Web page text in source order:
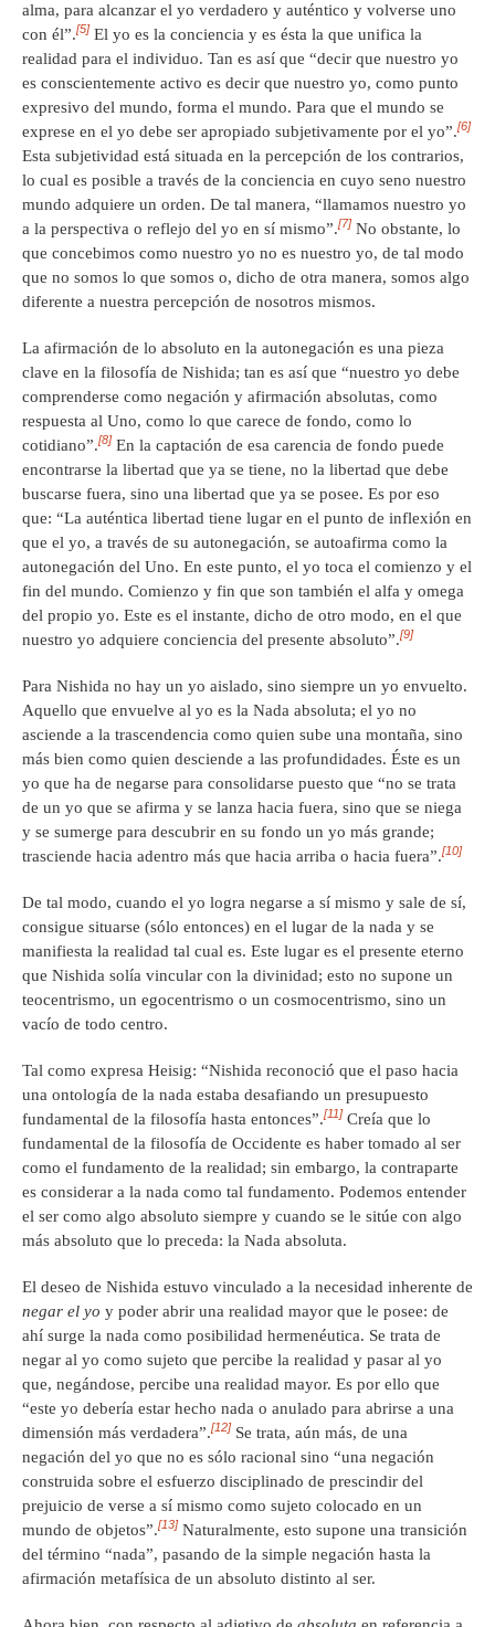
alma, para alcanzar el yo verdadero y auténtico y volverse uno
con él”.[5] El yo es la conciencia y es ésta la que unifica la
realidad para el individuo. Tan es así que “decir que nuestro yo
es conscientemente activo es decir que nuestro yo, como punto
expresivo del mundo, forma el mundo. Para que el mundo se
exprese en el yo debe ser apropiado subjetivamente por el yo”.[6]
Esta subjetividad está situada en la percepción de los contrarios,
lo cual es posible a través de la conciencia en cuyo seno nuestro
mundo adquiere un orden. De tal manera, “llamamos nuestro yo
a la perspectiva o reflejo del yo en sí mismo”.[7] No obstante, lo
que concebimos como nuestro yo no es nuestro yo, de tal modo
que no somos lo que somos o, dicho de otra manera, somos algo
diferente a nuestra percepción de nosotros mismos.
La afirmación de lo absoluto en la autonegación es una pieza
clave en la filosofía de Nishida; tan es así que “nuestro yo debe
comprenderse como negación y afirmación absolutas, como
respuesta al Uno, como lo que carece de fondo, como lo
cotidiano”.[8] En la captación de esa carencia de fondo puede
encontrarse la libertad que ya se tiene, no la libertad que debe
buscarse fuera, sino una libertad que ya se posee. Es por eso
que: “La auténtica libertad tiene lugar en el punto de inflexión en
que el yo, a través de su autonegación, se autoafirma como la
autonegación del Uno. En este punto, el yo toca el comienzo y el
fin del mundo. Comienzo y fin que son también el alfa y omega
del propio yo. Este es el instante, dicho de otro modo, en el que
nuestro yo adquiere conciencia del presente absoluto”.[9]
Para Nishida no hay un yo aislado, sino siempre un yo envuelto.
Aquello que envuelve al yo es la Nada absoluta; el yo no
asciende a la trascendencia como quien sube una montaña, sino
más bien como quien desciende a las profundidades. Éste es un
yo que ha de negarse para consolidarse puesto que “no se trata
de un yo que se afirma y se lanza hacia fuera, sino que se niega
y se sumerge para descubrir en su fondo un yo más grande;
trasciende hacia adentro más que hacia arriba o hacia fuera”.[10]
De tal modo, cuando el yo logra negarse a sí mismo y sale de sí,
consigue situarse (sólo entonces) en el lugar de la nada y se
manifiesta la realidad tal cual es. Este lugar es el presente eterno
que Nishida solía vincular con la divinidad; esto no supone un
teocentrismo, un egocentrismo o un cosmocentrismo, sino un
vacío de todo centro.
Tal como expresa Heisig: “Nishida reconoció que el paso hacia
una ontología de la nada estaba desafiando un presupuesto
fundamental de la filosofía hasta entonces”.[11] Creía que lo
fundamental de la filosofía de Occidente es haber tomado al ser
como el fundamento de la realidad; sin embargo, la contraparte
es considerar a la nada como tal fundamento. Podemos entender
el ser como algo absoluto siempre y cuando se le sitúe con algo
más absoluto que lo preceda: la Nada absoluta.
El deseo de Nishida estuvo vinculado a la necesidad inherente de
negar el yo y poder abrir una realidad mayor que le posee: de
ahí surge la nada como posibilidad hermenéutica. Se trata de
negar al yo como sujeto que percibe la realidad y pasar al yo
que, negándose, percibe una realidad mayor. Es por ello que
“este yo debería estar hecho nada o anulado para abrirse a una
dimensión más verdadera”.[12] Se trata, aún más, de una
negación del yo que no es sólo racional sino “una negación
construida sobre el esfuerzo disciplinado de prescindir del
prejuicio de verse a sí mismo como sujeto colocado en un
mundo de objetos”.[13] Naturalmente, esto supone una transición
del término “nada”, pasando de la simple negación hasta la
afirmación metafísica de un absoluto distinto al ser.